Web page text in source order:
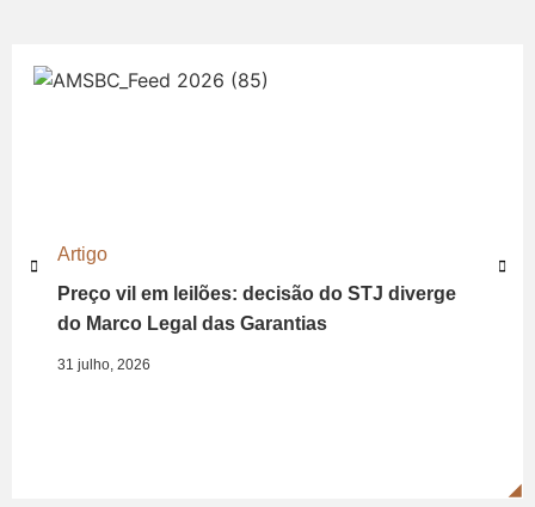
Artigo
Preço vil em leilões: decisão do STJ diverge
do Marco Legal das Garantias
31 julho, 2026